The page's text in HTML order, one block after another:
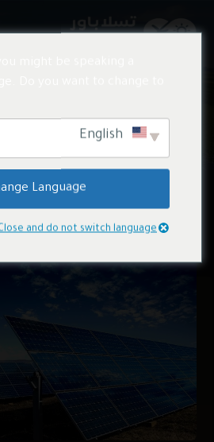
المقالات
Electricity
Language
and do not switch language